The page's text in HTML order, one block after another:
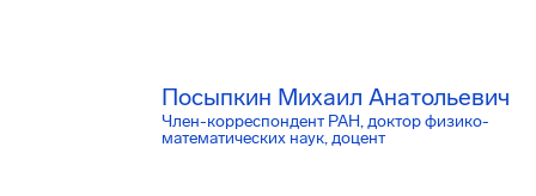
Посыпкин Михаил Анатольевич
Член-корреспондент РАН, доктор физико-
математических наук, доцент